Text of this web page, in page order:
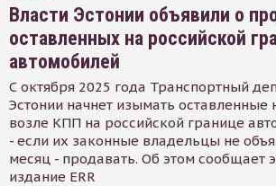
Власти Эстонии объявили о
оставленных на российской
автомобилей
С октября 2025 года Транспортный
Эстонии начнет изымать оставленные
возле КПП на российской границе
- если их законные владельцы не
месяц - продавать. Об этом сообщает
издание ERR